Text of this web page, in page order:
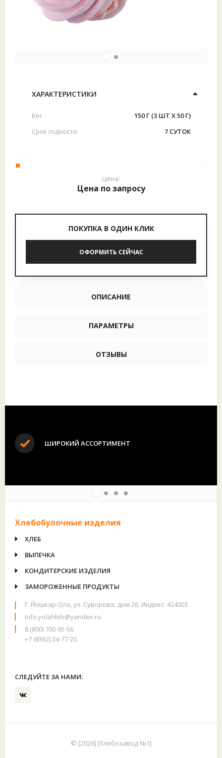
Вес
150 Г (3 ШТ X 50 Г)
Срок годности
7 СУТОК
ХАРАКТЕРИСТИКИ
Цена:
Цена по запросу
ПОКУПКА В ОДИН КЛИК
ОФОРМИТЬ СЕЙЧАС
ОПИСАНИЕ
ПАРАМЕТРЫ
ОТЗЫВЫ
ШИРОКИЙ АССОРТИМЕНТ
Хлебобулочные изделия
ХЛЕБ
ВЫПЕЧКА
КОНДИТЕРСКИЕ ИЗДЕЛИЯ
ЗАМОРОЖЕННЫЕ ПРОДУКТЫ
Г. Йошкар-Ола, ул. Суворова, дом 26. Индекс: 424003
info.yolahleb@yandex.ru
8 (800) 700-95-56
+7 (8362) 34-77-20
СЛЕДУЙТЕ ЗА НАМИ:
© [2026] [Хлебозавод №1]